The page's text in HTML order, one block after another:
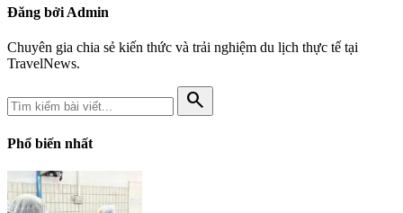
Đăng bởi Admin
Chuyên gia chia sẻ kiến thức và trải nghiệm du lịch thực tế tại
TravelNews.
search
Phổ biến nhất